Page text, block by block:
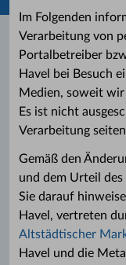
Im Folgenden
Verarbeitung von
Portalbetreiber
Havel bei Besuch
Medien, soweit wir
Es ist nicht
Verarbeitung
Gemäß den
und dem Urteil
Sie darauf
Havel, vertreten
Altstädtischer
Havel und die